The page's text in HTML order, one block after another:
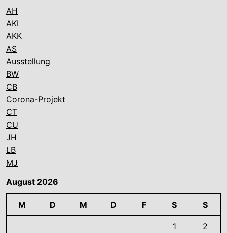
AH
AKI
AKK
AS
Ausstellung
BW
CB
Corona-Projekt
CT
CU
JH
LB
MJ
August 2026
M D M D F S S
1 2